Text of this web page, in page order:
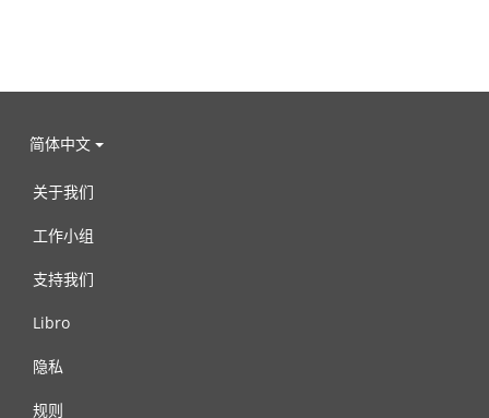
简体中文
关于我们
工作小组
支持我们
Libro
隐私
规则